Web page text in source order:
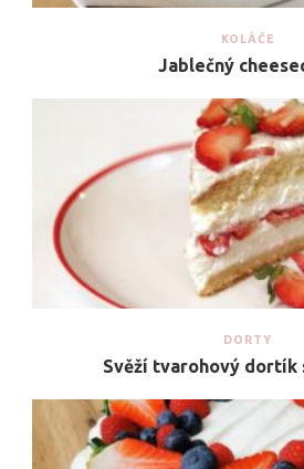
KOLÁČE
Jablečný
DORTY
Svěží tvarohový dortík